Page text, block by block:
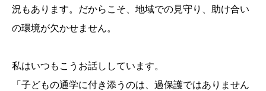
況もあります。だからこそ、地域での見守り、助け合い
の環境が欠かせません。
私はいつもこうお話ししています。
「子どもの通学に付き添うのは、過保護ではありません